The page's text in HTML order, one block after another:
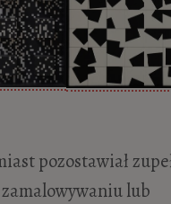
pozostawiał
lub